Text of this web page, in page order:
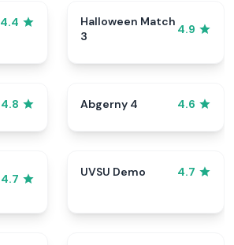
4.4
Halloween Match
3
4.9
4.8 Abgerny 4 4.6
4.7
UVSU Demo 4.7